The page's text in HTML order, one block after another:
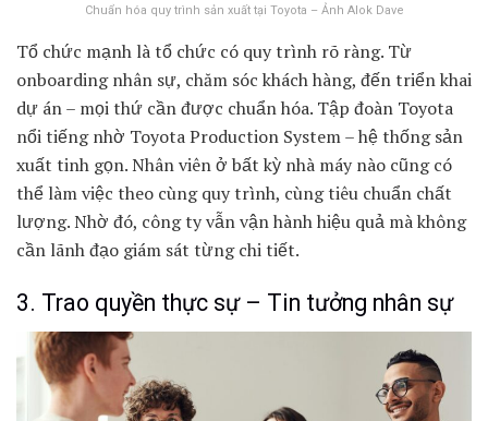
Chuẩn hóa quy trình sản xuất tại Toyota – Ảnh Alok Dave
Tổ chức mạnh là tổ chức có quy trình rõ ràng. Từ
onboarding nhân sự, chăm sóc khách hàng, đến triển khai
dự án – mọi thứ cần được chuẩn hóa. Tập đoàn Toyota
nổi tiếng nhờ Toyota Production System – hệ thống sản
xuất tinh gọn. Nhân viên ở bất kỳ nhà máy nào cũng có
thể làm việc theo cùng quy trình, cùng tiêu chuẩn chất
lượng. Nhờ đó, công ty vẫn vận hành hiệu quả mà không
cần lãnh đạo giám sát từng chi tiết.
3. Trao quyền thực sự – Tin tưởng nhân sự